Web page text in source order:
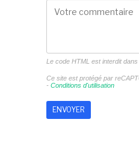
Le code HTML est interdit
Ce site est protégé par
- Conditions d'utilisation